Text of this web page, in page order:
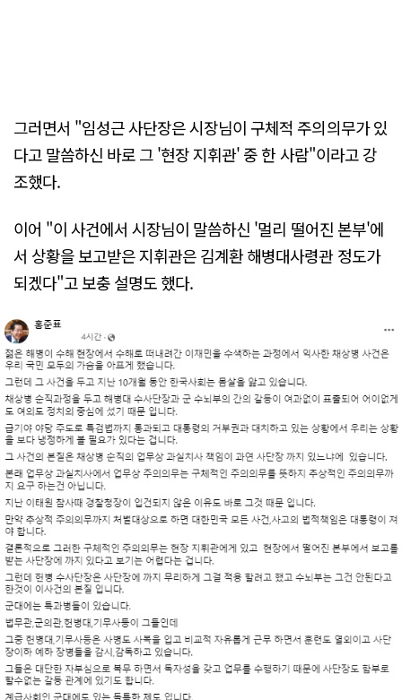
그러면서 "임성근 사단장은 시장님이 구체적 주의의무가 있
다고 말씀하신 바로 그 '현장 지휘관' 중 한 사람"이라고 강
조했다.
이어 "이 사건에서 시장님이 말씀하신 '멀리 떨어진 본부'에
서 상황을 보고받은 지휘관은 김계환 해병대사령관 정도가
되겠다"고 보충 설명도 했다.